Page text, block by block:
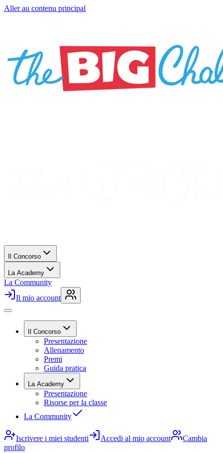
Aller au contenu principal
Il Concorso
La Academy
La Community
Il mio account
Il Concorso
Presentazione
Allenamento
Premi
Guida pratica
La Academy
Presentazione
Risorse per la classe
La Community
Iscrivere i miei studenti Accedi al mio account
Cambia
profilo